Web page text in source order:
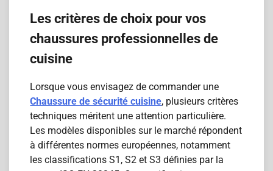
Les critères de choix pour vos
chaussures professionnelles de
cuisine
Lorsque vous envisagez de commander une
Chaussure de sécurité cuisine, plusieurs critères
techniques méritent une attention particulière.
Les modèles disponibles sur le marché répondent
à différentes normes européennes, notamment
les classifications S1, S2 et S3 définies par la